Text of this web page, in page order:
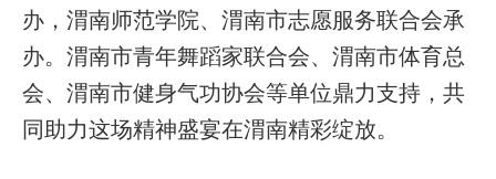
办，渭南师范学院、渭南市志愿服务联合会承
办。渭南市青年舞蹈家联合会、渭南市体育总
会、渭南市健身气功协会等单位鼎力支持，共
同助力这场精神盛宴在渭南精彩绽放。